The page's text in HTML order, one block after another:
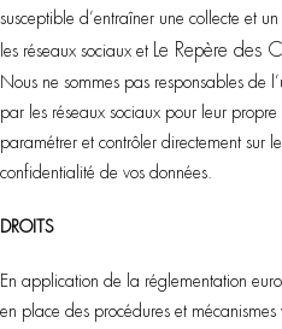
susceptible d’entraîner une collecte et
les réseaux sociaux et Le Repère des
Nous ne sommes pas responsables de
par les réseaux sociaux pour leur
paramétrer et contrôler directement sur
confidentialité de vos données.
DROITS
En application de la réglementation
en place des procédures et mécanismes